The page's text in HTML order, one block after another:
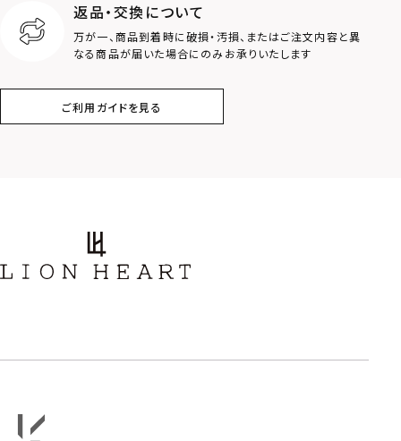
クラウン
スター
フラワー
返品・交換について
万が一、商品到着時に破損・汚損、またはご注文内容と異
なる商品が届いた場合にのみお承りいたします
ご利用ガイドを見る